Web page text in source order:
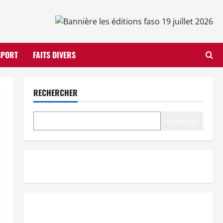
FAITS DIVERS
RECHERCHER